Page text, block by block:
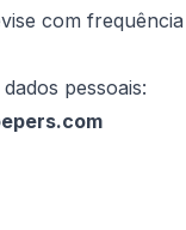
com
pessoais: